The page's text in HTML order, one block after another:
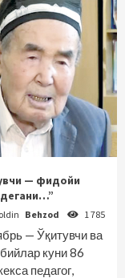
— фидойи
Behzod 1 785
— Ўқитувчи ва
куни 86
педагог,